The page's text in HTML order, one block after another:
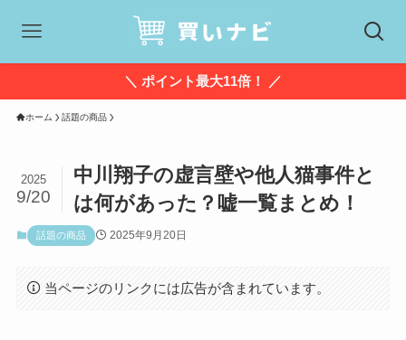
＼ ポイント最大11倍！ ／
ホーム 話題の商品
中川翔子の虚言壁や他人猫事件と
は何があった？嘘一覧まとめ！
2025
9/20
話題の商品 2025年9月20日
当ページのリンクには広告が含まれています。